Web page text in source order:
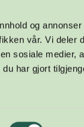
og
vår. Vi deler
sosiale medier,
har gjort